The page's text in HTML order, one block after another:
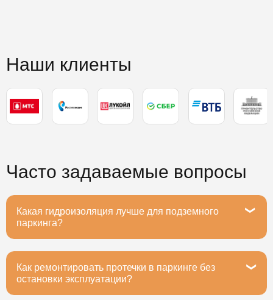
Наши клиенты
Часто задаваемые вопросы
Какая гидроизоляция лучше для подземного
паркинга?
Рекомендуем полимочевину или ПВХ-мембраны -
они выдерживают вибрацию от машин, устойчивы к
маслам и реагентам. Срок службы 20+ лет при
Как ремонтировать протечки в паркинге без
остановки эксплуатации?